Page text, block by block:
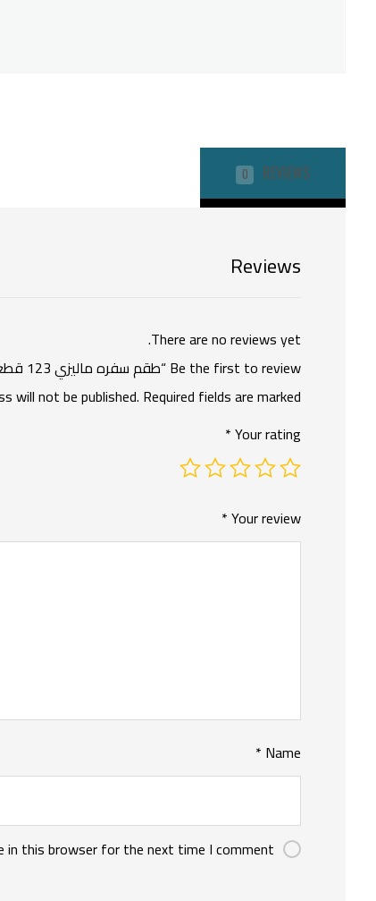
REVIEWS
0
Reviews
There are no reviews yet.
Be the first to review “طقم سفره ماليزي 123 قطعه”
will not be published. Required fields are marked
Your rating
*
Your review
*
Name
*
in this browser for the next time I comment.